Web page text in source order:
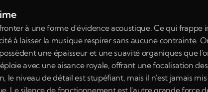
à une forme d'évidence acoustique. Ce qui frappe
à laisser la musique respirer sans aucune contrainte.
une épaisseur et une suavité organiques que
avec une aisance royale, offrant une focalisation
le niveau de détail est stupéfiant, mais il n'est jamais
Le silence de fonctionnement est l'autre grande force